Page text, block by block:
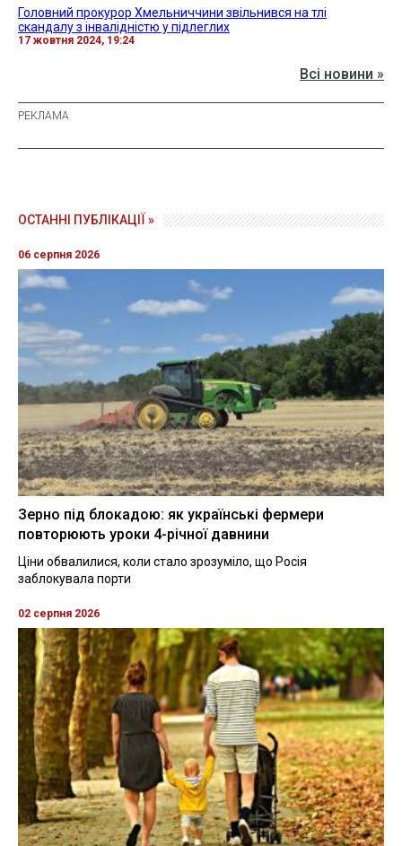
Головний прокурор Хмельниччини звільнився на тлі
скандалу з інвалідністю у підлеглих
17 жовтня 2024, 19:24
Всі новини »
ОСТАННІ ПУБЛІКАЦІЇ »
06 серпня 2026
Зерно під блокадою: як українські фермери
повторюють уроки 4-річної давнини
Ціни обвалилися, коли стало зрозуміло, що Росія
заблокувала порти
02 серпня 2026